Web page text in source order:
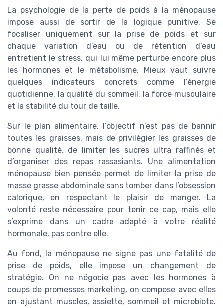
La psychologie de la perte de poids à la ménopause
impose aussi de sortir de la logique punitive. Se
focaliser uniquement sur la prise de poids et sur
chaque variation d’eau ou de rétention d’eau
entretient le stress, qui lui même perturbe encore plus
les hormones et le métabolisme. Mieux vaut suivre
quelques indicateurs concrets comme l’énergie
quotidienne, la qualité du sommeil, la force musculaire
et la stabilité du tour de taille.
Sur le plan alimentaire, l’objectif n’est pas de bannir
toutes les graisses, mais de privilégier les graisses de
bonne qualité, de limiter les sucres ultra raffinés et
d’organiser des repas rassasiants. Une alimentation
ménopause bien pensée permet de limiter la prise de
masse grasse abdominale sans tomber dans l’obsession
calorique, en respectant le plaisir de manger. La
volonté reste nécessaire pour tenir ce cap, mais elle
s’exprime dans un cadre adapté à votre réalité
hormonale, pas contre elle.
Au fond, la ménopause ne signe pas une fatalité de
prise de poids, elle impose un changement de
stratégie. On ne négocie pas avec les hormones à
coups de promesses marketing, on compose avec elles
en ajustant muscles, assiette, sommeil et microbiote.